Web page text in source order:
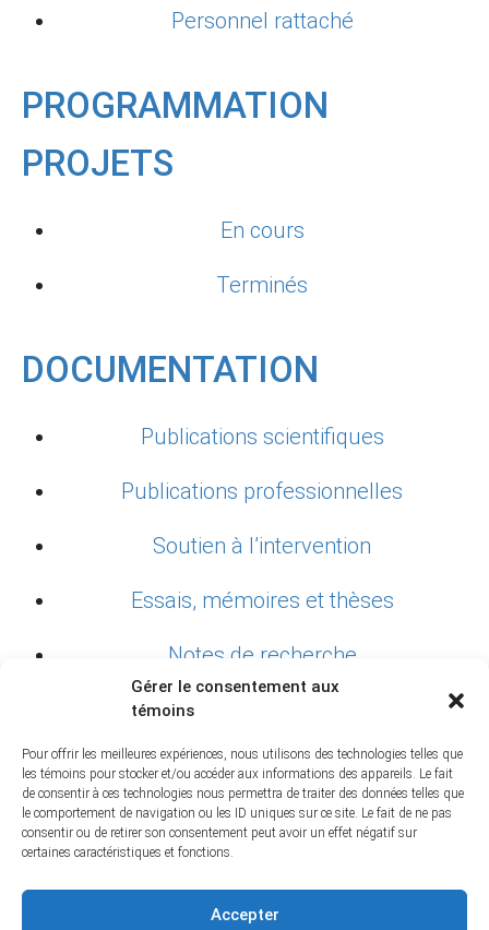
Gérer le consentement aux
témoins
Pour offrir les meilleures expériences, nous utilisons des technologies telles que
les témoins pour stocker et/ou accéder aux informations des appareils. Le fait
de consentir à ces technologies nous permettra de traiter des données telles que
le comportement de navigation ou les ID uniques sur ce site. Le fait de ne pas
consentir ou de retirer son consentement peut avoir un effet négatif sur
certaines caractéristiques et fonctions.
Accepter
Personnel rattaché
PROGRAMMATION
PROJETS
En cours
Terminés
DOCUMENTATION
Publications scientifiques
Publications professionnelles
Soutien à l’intervention
Essais, mémoires et thèses
Notes de recherche
ACTIVITÉS
BLOGUE
NOUVELLES